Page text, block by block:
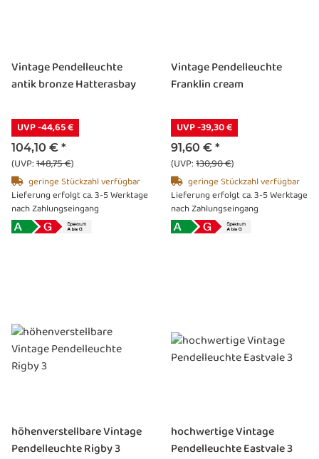
Vintage Pendelleuchte
antik bronze Hatterasbay
UVP -44,65 €
104,10 € *
(UVP:148,75 €)
geringe Stückzahl verfügbar
Lieferung erfolgt ca. 3-5 Werktage
nach Zahlungseingang
Vintage Pendelleuchte
Franklin cream
UVP -39,30 €
91,60 € *
(UVP:130,90 €)
geringe Stückzahl verfügbar
Lieferung erfolgt ca. 3-5 Werktage
nach Zahlungseingang
höhenverstellbare Vintage
Pendelleuchte Rigby 3
hochwertige Vintage
Pendelleuchte Eastvale 3